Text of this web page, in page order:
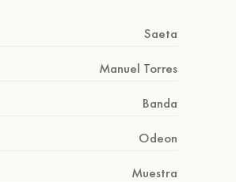
Saeta
Manuel Torres
Banda
Odeon
Muestra